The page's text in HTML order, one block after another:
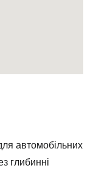
автомобільних
глибинні